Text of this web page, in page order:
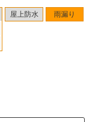
屋上防水 雨漏り